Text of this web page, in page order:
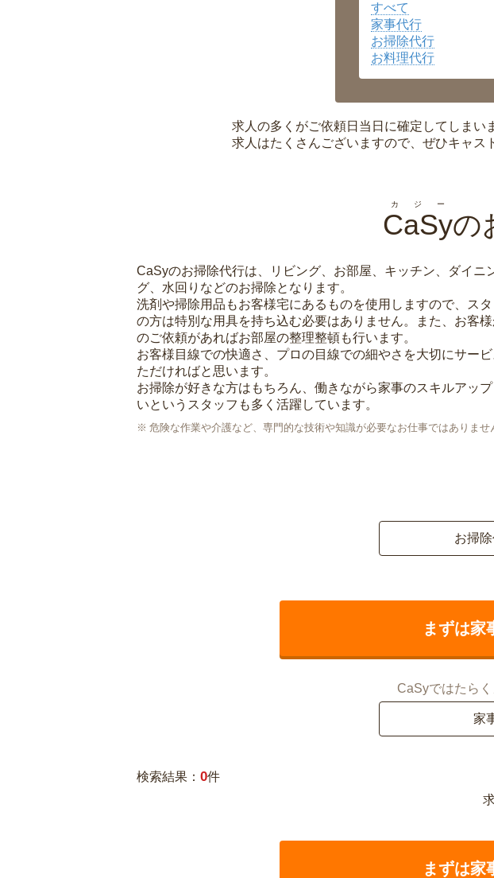
沖縄県
すべて
家事代行
お掃除代行
お料理代行
求人の多くがご依頼日当日に確定してしまい
求人はたくさんございますので、ぜひキャス
CaSy
カジー
の
CaSyのお掃除代行は、リビング、お部屋、キッチン、ダイニ
グ、水回りなどのお掃除となります。
洗剤や掃除用品もお客様宅にあるものを使用しますので、スタ
の方は特別な用具を持ち込む必要はありません。また、お客様
のご依頼があればお部屋の整理整頓も行います。
お客様目線での快適さ、プロの目線での細やさを大切にサー
ただければと思います。
お掃除が好きな方はもちろん、働きながら家事のスキルアップ
いというスタッフも多く活躍しています。
危険な作業や介護など、専門的な技術や知識が必要なお仕事ではありませ
お掃
まずは家
CaSyではたら
家
検索結果： 0件
まずは家